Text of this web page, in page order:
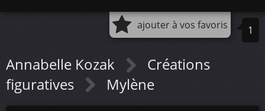
ajouter à vos favoris 1
Annabelle Kozak
Créations
figuratives
Mylène